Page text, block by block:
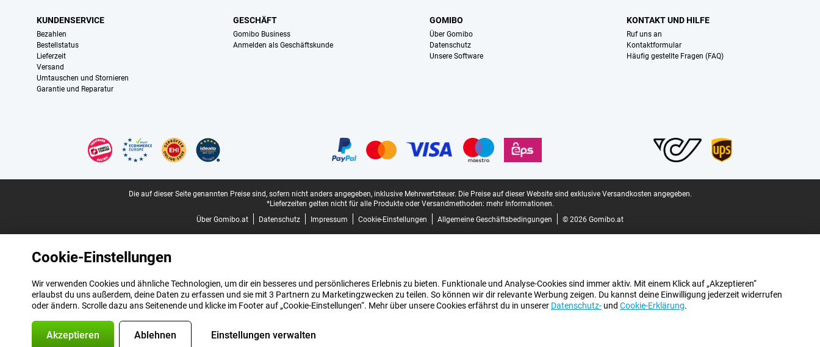
KUNDENSERVICE
Bezahlen
Bestellstatus
Lieferzeit
Versand
Umtauschen und Stornieren
Garantie und Reparatur
GESCHÄFT
Gomibo Business
Anmelden als Geschäftskunde
GOMIBO
Über Gomibo
Datenschutz
Unsere Software
KONTAKT UND HILFE
Ruf uns an
Kontaktformular
Häufig gestellte Fragen (FAQ)
Die auf dieser Seite genannten Preise sind, sofern nicht anders angegeben, inklusive Mehrwertsteuer. Die Preise auf dieser Website sind exklusive Versandkosten angegeben.
*Lieferzeiten gelten nicht für alle Produkte oder Versandmethoden: mehr Informationen.
Über Gomibo.at
Datenschutz Impressum Cookie-Einstellungen Allgemeine Geschäftsbedingungen © 2026 Gomibo.at
Cookie-Einstellungen
Wir verwenden Cookies und ähnliche Technologien, um dir ein besseres und persönlicheres Erlebnis zu bieten. Funktionale und Analyse-Cookies sind immer aktiv. Mit einem Klick auf „Akzeptieren“
erlaubst du uns außerdem, deine Daten zu erfassen und sie mit 3 Partnern zu Marketingzwecken zu teilen. So können wir dir relevante Werbung zeigen. Du kannst deine Einwilligung jederzeit widerrufen
oder ändern. Scrolle dazu ans Seitenende und klicke im Footer auf „Cookie-Einstellungen“. Mehr über unsere Cookies erfährst du in unserer Datenschutz- und Cookie-Erklärung.
Akzeptieren Ablehnen Einstellungen verwalten